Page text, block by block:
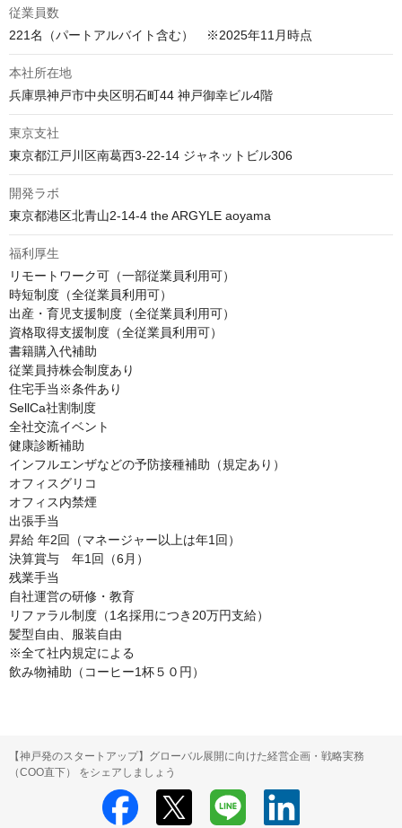
従業員数
221名（パートアルバイト含む）　※2025年11月時点
本社所在地
兵庫県神戸市中央区明石町44 神戸御幸ビル4階
東京支社
東京都江戸川区南葛西3-22-14 ジャネットビル306
開発ラボ
東京都港区北青山2-14-4 the ARGYLE aoyama
福利厚生
リモートワーク可（一部従業員利用可）
時短制度（全従業員利用可）
出産・育児支援制度（全従業員利用可）
資格取得支援制度（全従業員利用可）
書籍購入代補助
従業員持株会制度あり
住宅手当※条件あり
SellCa社割制度
全社交流イベント
健康診断補助
インフルエンザなどの予防接種補助（規定あり）
オフィスグリコ
オフィス内禁煙
出張手当
昇給 年2回（マネージャー以上は年1回）
決算賞与　年1回（6月）
残業手当
自社運営の研修・教育
リファラル制度（1名採用につき20万円支給）
髪型自由、服装自由
※全て社内規定による
飲み物補助（コーヒー1杯５０円）
【神戸発のスタートアップ】グローバル展開に向けた経営企画・戦略実務
（COO直下） をシェアしましょう